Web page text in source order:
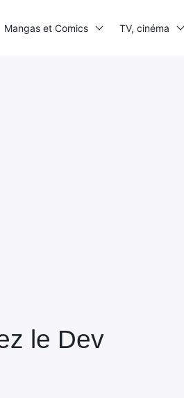
le Dev
Mangas et Comics TV, cinéma